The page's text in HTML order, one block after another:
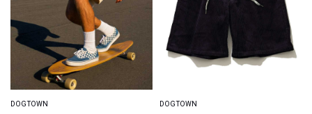
DOGTOWN DOGTOWN